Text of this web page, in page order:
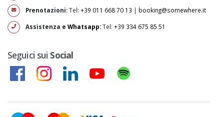
Prenotazioni:Tel: +39 011 668 70 13 | booking@somewhere.it
Assistenza e Whatsapp:Tel: +39 334 675 85 51
Seguici sui Social